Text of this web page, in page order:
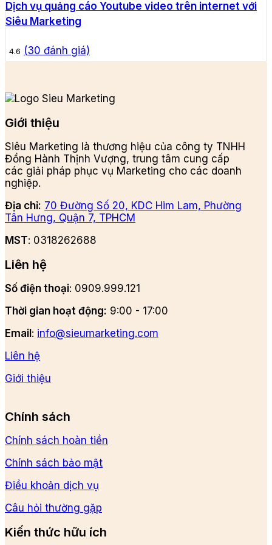
Dịch vụ quảng cáo Youtube video trên internet với
Siêu Marketing
4.6 (30 đánh giá)
Giới thiệu
Siêu Marketing là thương hiệu của công ty TNHH
Đồng Hành Thịnh Vượng, trung tâm cung cấp
các giải pháp phục vụ Marketing cho các doanh
nghiệp.
Địa chỉ: 70 Đường Số 20, KDC Him Lam, Phường
Tân Hưng, Quận 7, TPHCM
MST: 0318262688
Liên hệ
Số điện thoại: 0909.999.121
Thời gian hoạt động: 9:00 - 17:00
Email: info@sieumarketing.com
Liên hệ
Giới thiệu
Chính sách
Chính sách hoàn tiền
Chính sách bảo mật
Điều khoản dịch vụ
Câu hỏi thường gặp
Kiến thức hữu ích